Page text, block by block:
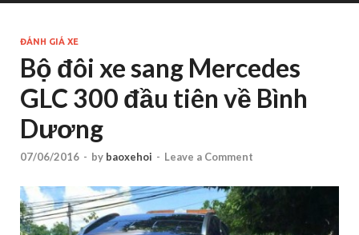
ĐÁNH GIÁ XE
Bộ đôi xe sang Mercedes
GLC 300 đầu tiên về Bình
Dương
07/06/2016 - by baoxehoi - Leave a Comment